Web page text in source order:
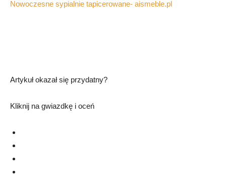
Nowoczesne sypialnie tapicerowane- aismeble.pl
Artykuł okazał się przydatny?
Kliknij na gwiazdkę i oceń